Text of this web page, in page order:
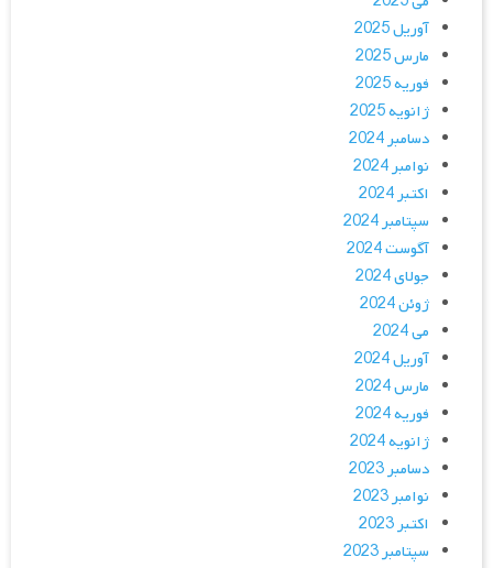
آوریل 2025
مارس 2025
فوریه 2025
ژانویه 2025
دسامبر 2024
نوامبر 2024
اکتبر 2024
سپتامبر 2024
آگوست 2024
جولای 2024
ژوئن 2024
می 2024
آوریل 2024
مارس 2024
فوریه 2024
ژانویه 2024
دسامبر 2023
نوامبر 2023
اکتبر 2023
سپتامبر 2023